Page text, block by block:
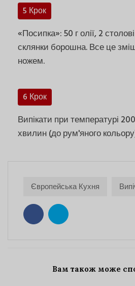
5 Крок
«Посипка»: 50 г олії, 2
склянки борошна. Все це
ножем.
6 Крок
Випікати при температурі
хвилин (до рум'яного
Європейська Кухня
Вам також може